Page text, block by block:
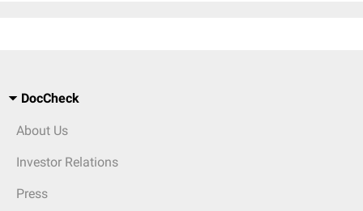
DocCheck
About Us
Investor Relations
Press